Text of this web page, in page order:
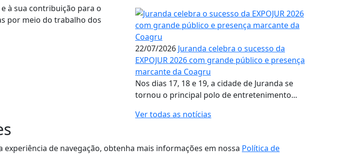
à sua contribuição para o
por meio do trabalho dos
22/07/2026 Juranda celebra o sucesso da
EXPOJUR 2026 com grande público e presença
marcante da Coagru
Nos dias 17, 18 e 19, a cidade de Juranda se
tornou o principal polo de entretenimento...
Ver todas as notícias
de navegação, obtenha mais informações em nossa Política de